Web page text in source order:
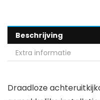
Beschrijving
Extra informatie
Draadloze